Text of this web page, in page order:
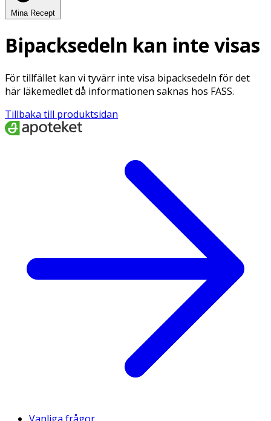
Mina Recept
Bipacksedeln kan inte visas
För tillfället kan vi tyvärr inte visa bipacksedeln för det
här läkemedlet då informationen saknas hos FASS.
Tillbaka till produktsidan